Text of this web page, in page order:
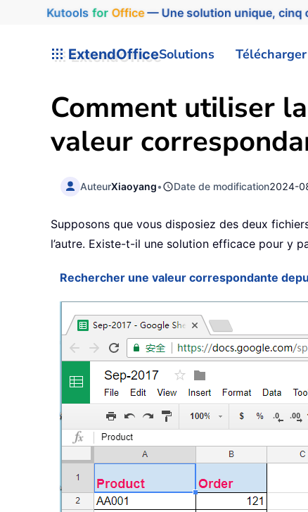
Kutools for Office— Une solution unique, cinq
ExtendOfficeSolutions Télécharger
Comment utiliser
valeur
AuteurXiaoyang• Date de modification2024-
Supposons que vous disposiez des deux
l’autre. Existe-t-il une solution efficace pour y
Rechercher une valeur correspondante